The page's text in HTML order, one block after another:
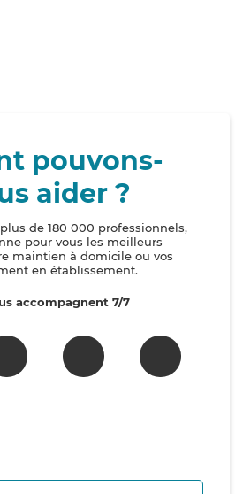
pouvons-
aider ?
de 180 000 professionnels,
pour vous les meilleurs
maintien à domicile ou vos
en établissement.
accompagnent 7/7